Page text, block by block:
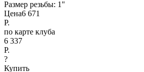
Размер резьбы: 1"
Цена6 671
Р.
по карте клуба
6 337
Р.
?
Купить